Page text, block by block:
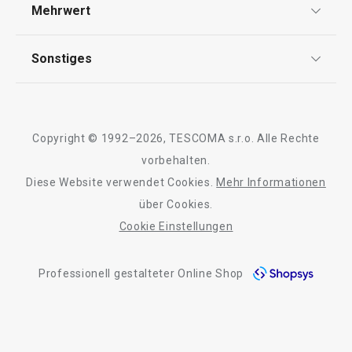
Auf Lager
Alle Produkte der Linie myDRINK
Impressum
Rückgabe von Waren/Reklamation
Mehrwert
Sonstiges
Barrierefreiheit
Copyright © 1992–2026, TESCOMA s.r.o. Alle Rechte
vorbehalten.
Diese Website verwendet Cookies.
Mehr Informationen
über Cookies.
Cookie Einstellungen
Professionell gestalteter Online Shop